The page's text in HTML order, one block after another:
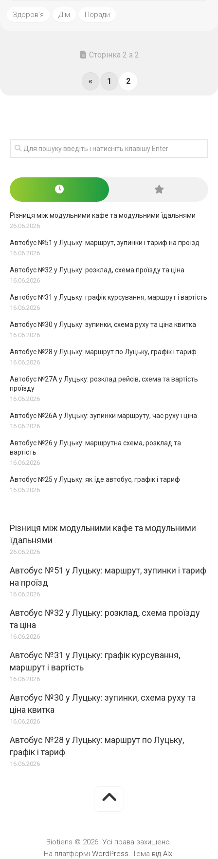
Здоров'я Дім Поради
Сторінка 2 з 2
« 1 2
Різниця між модульними кафе та модульними їдальнями
26.06.2026
Автобус №51 у Луцьку: маршрут, зупинки і тариф на проїзд
16.06.2026
Автобус №32 у Луцьку: розклад, схема проїзду та ціна
16.06.2026
Автобус №31 у Луцьку: графік курсування, маршрут і вартість
16.06.2026
Автобус №30 у Луцьку: зупинки, схема руху та ціна квитка
16.06.2026
Автобус №28 у Луцьку: маршрут по Луцьку, графік і тариф
16.06.2026
Автобус №27А у Луцьку: розклад рейсів, схема та вартість
проїзду
16.06.2026
Автобус №26А у Луцьку: зупинки маршруту, час руху і ціна
16.06.2026
Автобус №26 у Луцьку: маршрутна схема, розклад та
вартість
16.06.2026
Автобус №25 у Луцьку: як їде автобус, графік і тариф
16.06.2026
Різниця між модульними кафе та модульними
їдальнями
26.06.2026
Автобус №51 у Луцьку: маршрут, зупинки і тариф
на проїзд
16.06.2026
Автобус №32 у Луцьку: розклад, схема проїзду
та ціна
16.06.2026
Автобус №31 у Луцьку: графік курсування,
маршрут і вартість
16.06.2026
Автобус №30 у Луцьку: зупинки, схема руху та
ціна квитка
16.06.2026
Автобус №28 у Луцьку: маршрут по Луцьку,
графік і тариф
16.06.2026
Biotiens © 2026. Усі права захищено.
На платформі WordPress. Тема від Alx.